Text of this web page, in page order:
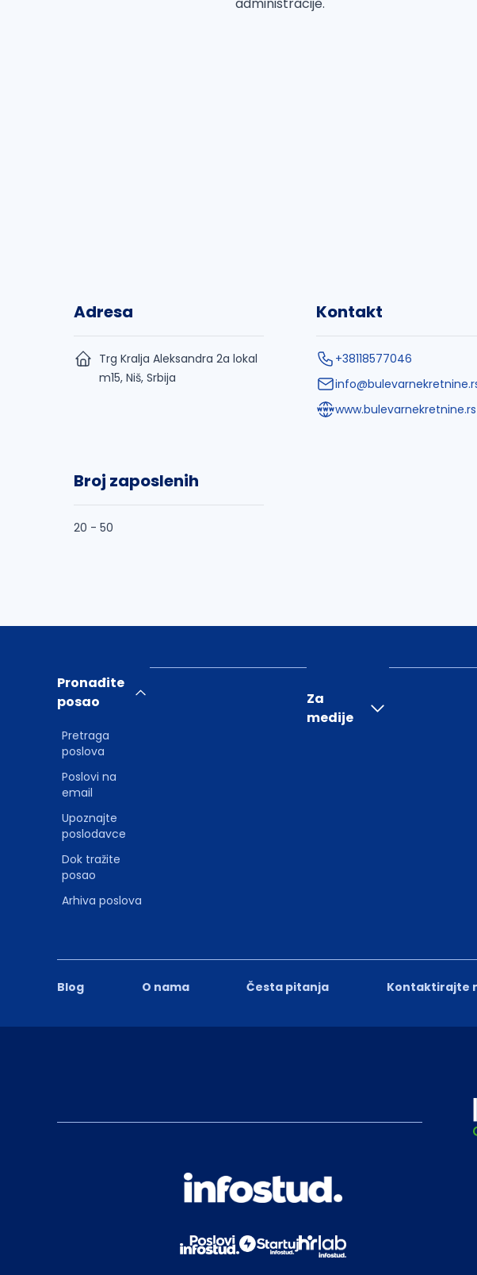
Adresa
Trg Kralja Aleksandra 2a lokal
m15, Niš, Srbija
Kontakt
+38118577046
www.bulevarnekretnine.rs
Broj zaposlenih
20 - 50
Blog O nama Česta pitanja Kontaktirajte
Pronađite
posao
Pretraga
poslova
Poslovi na
email
Upoznajte
poslodavce
Dok tražite
posao
Arhiva poslova
Za
medije